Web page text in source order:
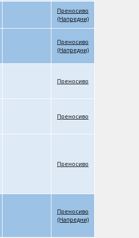
Преносиво
(Напредни)
Преносиво
(Напредни)
Преносиво
Преносиво
Преносиво
Преносиво
(Напредни)